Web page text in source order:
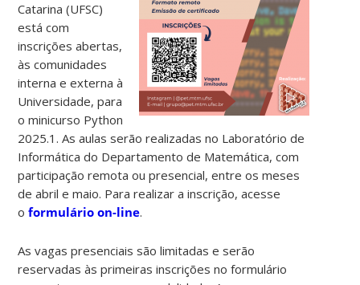
Catarina (UFSC)
está com
inscrições abertas,
às comunidades
interna e externa à
Universidade, para
o minicurso Python
2025.1. As aulas serão realizadas no Laboratório de
Informática do Departamento de Matemática, com
participação remota ou presencial, entre os meses
de abril e maio. Para realizar a inscrição, acesse
oformulário on-line.
As vagas presenciais são limitadas e serão
reservadas às primeiras inscrições no formulário